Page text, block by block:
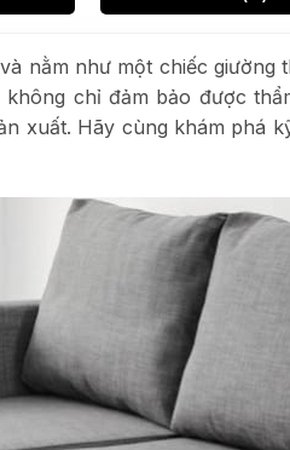
nằm như một chiếc giường
chỉ đảm bảo được
xuất. Hãy cùng khám phá